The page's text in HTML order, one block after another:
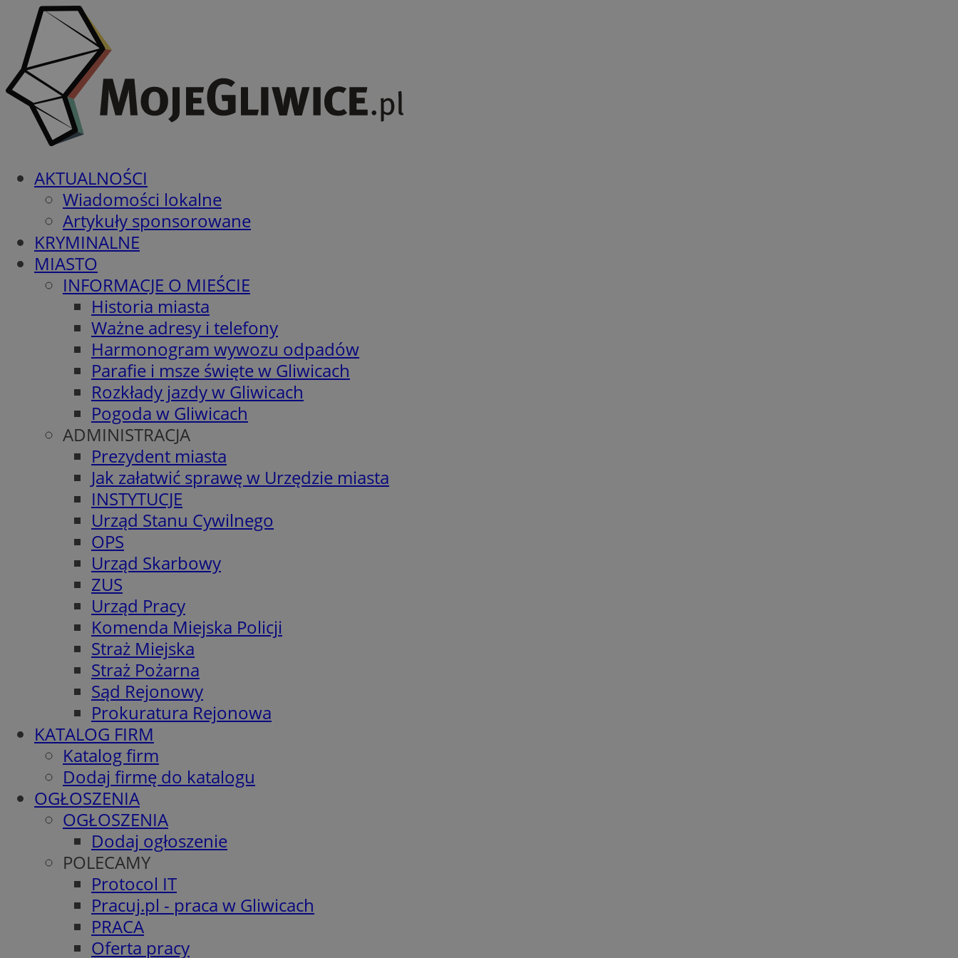
AKTUALNOŚCI
Wiadomości lokalne
Artykuły sponsorowane
KRYMINALNE
MIASTO
INFORMACJE O MIEŚCIE
Historia miasta
Ważne adresy i telefony
Harmonogram wywozu odpadów
Parafie i msze święte w Gliwicach
Rozkłady jazdy w Gliwicach
Pogoda w Gliwicach
ADMINISTRACJA
Prezydent miasta
Jak załatwić sprawę w Urzędzie miasta
INSTYTUCJE
Urząd Stanu Cywilnego
OPS
Urząd Skarbowy
ZUS
Urząd Pracy
Komenda Miejska Policji
Straż Miejska
Straż Pożarna
Sąd Rejonowy
Prokuratura Rejonowa
KATALOG FIRM
Katalog firm
Dodaj firmę do katalogu
OGŁOSZENIA
OGŁOSZENIA
Dodaj ogłoszenie
POLECAMY
Protocol IT
Pracuj.pl - praca w Gliwicach
PRACA
Oferta pracy